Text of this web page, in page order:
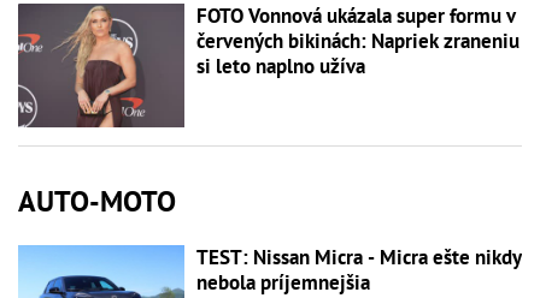
FOTO Vonnová ukázala super formu v
červených bikinách: Napriek zraneniu
si leto naplno užíva
AUTO-MOTO
TEST: Nissan Micra - Micra ešte nikdy
nebola príjemnejšia